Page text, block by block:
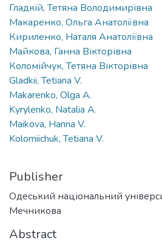
Гладкій, Тетяна Володимирівна
Макаренко, Ольга Анатоліївна
Кириленко, Наталя Анатоліївна
Майкова, Ганна Вікторівна
Коломійчук, Тетяна Вікторівна
Gladkii, Tetiana V.
Makarenko, Olga A.
Kyrylenko, Natalia A.
Maikova, Hanna V.
Kolomiichuk, Tetiana V.
Publisher
Одеський національний
Мечникова
Abstract